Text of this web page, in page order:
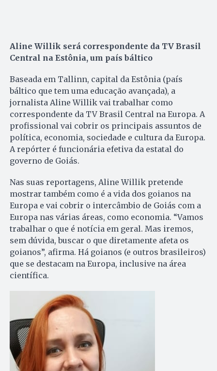
Aline Willik será correspondente da TV Brasil
Central na Estônia, um país báltico
Baseada em Tallinn, capital da Estônia (país
báltico que tem uma educação avançada), a
jornalista Aline Willik vai trabalhar como
correspondente da TV Brasil Central na Europa. A
profissional vai cobrir os principais assuntos de
política, economia, sociedade e cultura da Europa.
A repórter é funcionária efetiva da estatal do
governo de Goiás.
Nas suas reportagens, Aline Willik pretende
mostrar também como é a vida dos goianos na
Europa e vai cobrir o intercâmbio de Goiás com a
Europa nas várias áreas, como economia. “Vamos
trabalhar o que é notícia em geral. Mas iremos,
sem dúvida, buscar o que diretamente afeta os
goianos”, afirma. Há goianos (e outros brasileiros)
que se destacam na Europa, inclusive na área
científica.